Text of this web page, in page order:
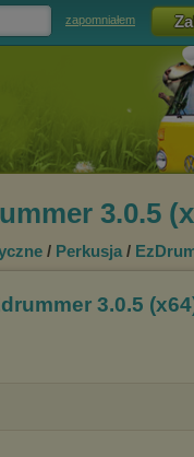
zapomniałem
3.0.5
/ Perkusja /
3.0.5